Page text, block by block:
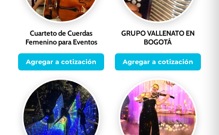
Cuarteto de Cuerdas
Femenino para Eventos
Agregar a cotización
GRUPO VALLENATO EN
BOGOTÁ
Agregar a cotización